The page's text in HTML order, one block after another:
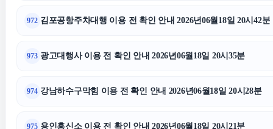
972 김포공항주차대행 이용 전 확인 안내 2026년06월18일 20시42분
973 광고대행사 이용 전 확인 안내 2026년06월18일 20시35분
974 강남하수구막힘 이용 전 확인 안내 2026년06월18일 20시28분
975 용인흥신소 이용 전 확인 안내 2026년06월18일 20시21분